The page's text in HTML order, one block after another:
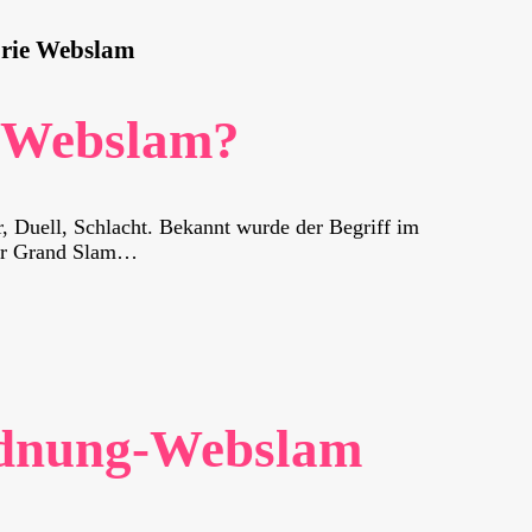
Webslam
Duell, Schlacht. Bekannt wurde der Begriff im
Grand Slam…
Webslam